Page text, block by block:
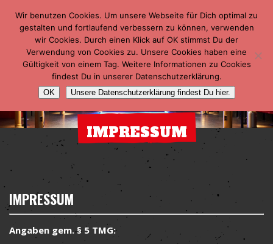
IMPRESSUM
IMPRESSUM
Angaben gem. § 5 TMG:
Wir benutzen Cookies. Um unsere Webseite für Dich optimal zu
gestalten und fortlaufend verbessern zu können, verwenden
wir Cookies. Durch einen Klick auf OK stimmst Du der
Verwendung von Cookies zu. Unsere Cookies haben eine
Gültigkeit von einem Tag. Weitere Informationen zu Cookies
findest Du in unserer Datenschutzerklärung.
OK Unsere Datenschutzerklärung findest Du hier.